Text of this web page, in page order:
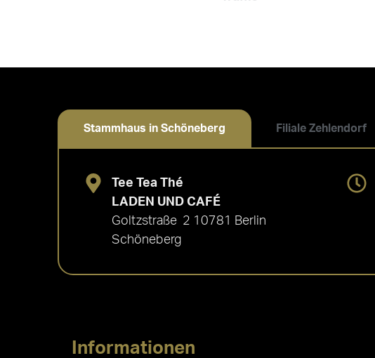
Stammhaus in Schöneberg Filiale Zehlendorf
Tee Tea Thé
LADEN UND CAFÉ
Goltzstraße 2 10781 Berlin
Schöneberg
Informationen